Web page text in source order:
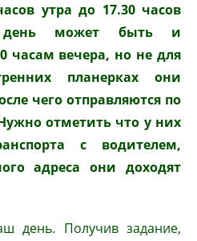
утра до 17.30 часов
день может быть и
часам вечера, но не для
планерках они
чего отправляются по
отметить что у них
с водителем,
адреса они доходят
день. Получив задание,